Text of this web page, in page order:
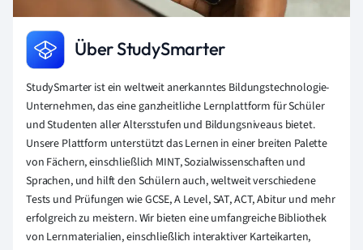
Über StudySmarter
StudySmarter ist ein weltweit anerkanntes Bildungstechnologie-
Unternehmen, das eine ganzheitliche Lernplattform für Schüler
und Studenten aller Altersstufen und Bildungsniveaus bietet.
Unsere Plattform unterstützt das Lernen in einer breiten Palette
von Fächern, einschließlich MINT, Sozialwissenschaften und
Sprachen, und hilft den Schülern auch, weltweit verschiedene
Tests und Prüfungen wie GCSE, A Level, SAT, ACT, Abitur und mehr
erfolgreich zu meistern. Wir bieten eine umfangreiche Bibliothek
von Lernmaterialien, einschließlich interaktiver Karteikarten,